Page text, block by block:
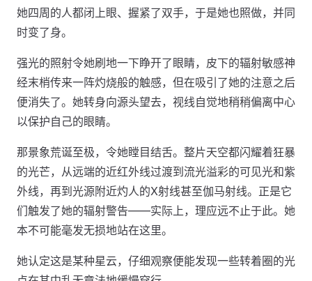
她四周的人都闭上眼、握紧了双手，于是她也照做，并同
时变了身。
强光的照射令她刷地一下睁开了眼睛，皮下的辐射敏感神
经末梢传来一阵灼烧般的触感，但在吸引了她的注意之后
便消失了。她转身向源头望去，视线自觉地稍稍偏离中心
以保护自己的眼睛。
那景象荒诞至极，令她瞠目结舌。整片天空都闪耀着狂暴
的光芒，从远端的近红外线过渡到流光溢彩的可见光和紫
外线，再到光源附近灼人的X射线甚至伽马射线。正是它
们触发了她的辐射警告——实际上，理应远不止于此。她
本不可能毫发无损地站在这里。
她认定这是某种星云，仔细观察便能发现一些转着圈的光